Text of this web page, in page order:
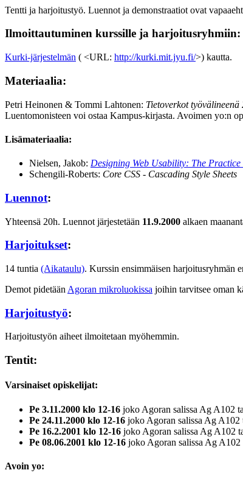
Tentti ja harjoitustyö. Luennot ja demonstraatiot ovat
Ilmoittautuminen kurssille ja harjoitusryhmiin:
Kurki-järjestelmän ( <URL: http://kurki.mit.jyu.fi/>) kautta.
Materiaalia:
Petri Heinonen & Tommi Lahtonen: Tietoverkot työvälineenä
Luentomonisteen voi ostaa Kampus-kirjasta. Avoimen yo:n
Lisämateriaalia:
Nielsen, Jakob: Designing Web Usability: The
Schengili-Roberts: Core CSS - Cascading Style Sheets
Luennot:
Yhteensä 20h. Luennot järjestetään 11.9.2000 alkaen
Harjoitukset:
14 tuntia (Aikataulu). Kurssin ensimmäisen harjoitusryhmän
Demot pidetään Agoran mikroluokissa joihin tarvitsee oman
Harjoitustyö:
Harjoitustyön aiheet ilmoitetaan myöhemmin.
Tentit:
Varsinaiset opiskelijat:
Pe 3.11.2000 klo 12-16 joko Agoran salissa Ag A102
Pe 24.11.2000 klo 12-16 joko Agoran salissa Ag
Pe 16.2.2001 klo 12-16 joko Agoran salissa Ag A102
Pe 08.06.2001 klo 12-16 joko Agoran salissa Ag
Avoin yo: